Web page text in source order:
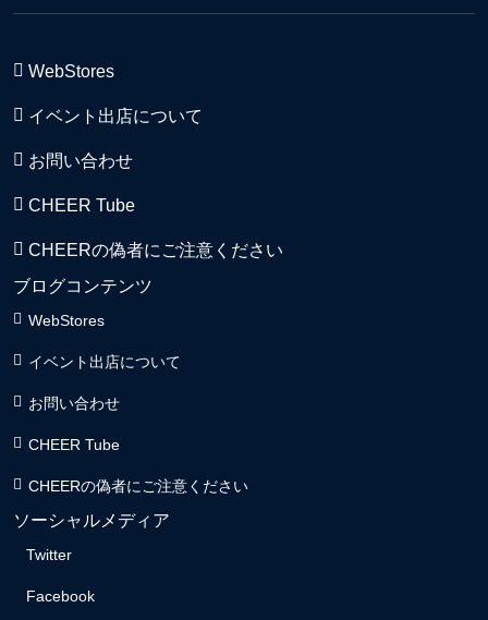
WebStores
イベント出店について
お問い合わせ
CHEER Tube
CHEERの偽者にご注意ください
ブログコンテンツ
WebStores
イベント出店について
お問い合わせ
CHEER Tube
CHEERの偽者にご注意ください
ソーシャルメディア
Twitter
Facebook